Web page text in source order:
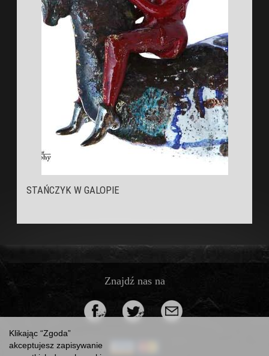
STAŃCZYK W GALOPIE
Znajdź nas na
Klikając “Zgoda”
akceptujesz zapisywanie